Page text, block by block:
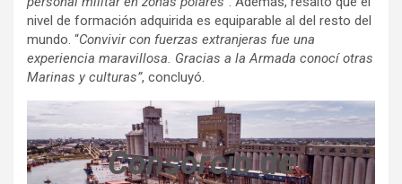
nivel de formación adquirida es equiparable al del resto del
mundo. “Convivir con fuerzas extranjeras fue una
experiencia maravillosa. Gracias a la Armada conocí otras
Marinas y culturas”, concluyó.
Consorcio de